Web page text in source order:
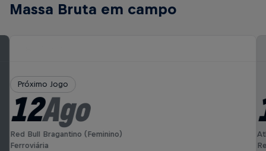
Massa Bruta em campo
Próximo Jogo
12Ago
Red Bull Bragantino (Feminino)
Ferroviária